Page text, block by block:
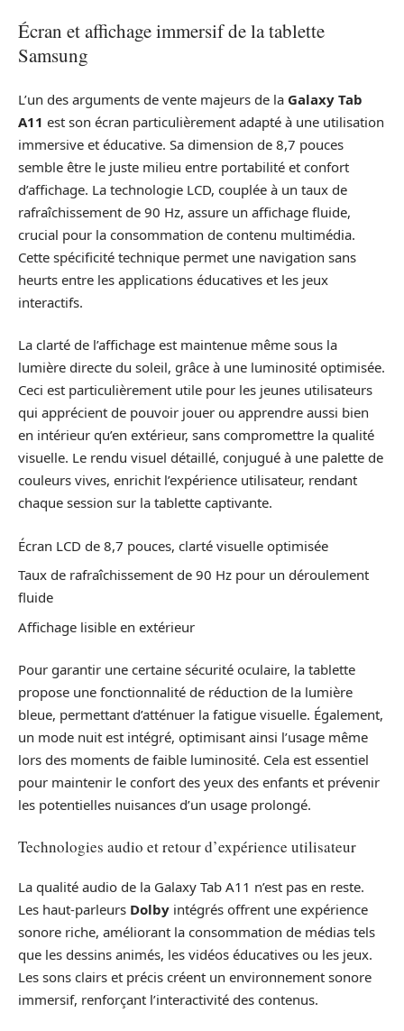
Écran et affichage immersif de la tablette
Samsung
L’un des arguments de vente majeurs de la Galaxy Tab
A11 est son écran particulièrement adapté à une utilisation
immersive et éducative. Sa dimension de 8,7 pouces
semble être le juste milieu entre portabilité et confort
d’affichage. La technologie LCD, couplée à un taux de
rafraîchissement de 90 Hz, assure un affichage fluide,
crucial pour la consommation de contenu multimédia.
Cette spécificité technique permet une navigation sans
heurts entre les applications éducatives et les jeux
interactifs.
La clarté de l’affichage est maintenue même sous la
lumière directe du soleil, grâce à une luminosité optimisée.
Ceci est particulièrement utile pour les jeunes utilisateurs
qui apprécient de pouvoir jouer ou apprendre aussi bien
en intérieur qu’en extérieur, sans compromettre la qualité
visuelle. Le rendu visuel détaillé, conjugué à une palette de
couleurs vives, enrichit l’expérience utilisateur, rendant
chaque session sur la tablette captivante.
Écran LCD de 8,7 pouces, clarté visuelle optimisée
Taux de rafraîchissement de 90 Hz pour un déroulement
fluide
Affichage lisible en extérieur
Pour garantir une certaine sécurité oculaire, la tablette
propose une fonctionnalité de réduction de la lumière
bleue, permettant d’atténuer la fatigue visuelle. Également,
un mode nuit est intégré, optimisant ainsi l’usage même
lors des moments de faible luminosité. Cela est essentiel
pour maintenir le confort des yeux des enfants et prévenir
les potentielles nuisances d’un usage prolongé.
Technologies audio et retour d’expérience utilisateur
La qualité audio de la Galaxy Tab A11 n’est pas en reste.
Les haut-parleurs Dolby intégrés offrent une expérience
sonore riche, améliorant la consommation de médias tels
que les dessins animés, les vidéos éducatives ou les jeux.
Les sons clairs et précis créent un environnement sonore
immersif, renforçant l’interactivité des contenus.